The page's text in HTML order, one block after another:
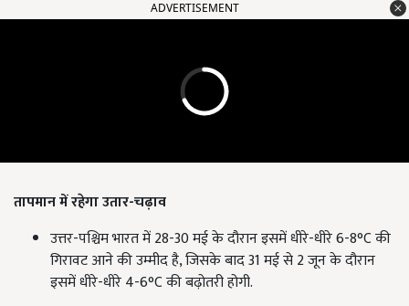
ADVERTISEMENT
तापमान में रहेगा उतार-चढ़ाव
उत्तर-पश्चिम भारत में 28-30 मई के दौरान इसमें धीरे-धीरे 6-8°C की
गिरावट आने की उम्मीद है, जिसके बाद 31 मई से 2 जून के दौरान
इसमें धीरे-धीरे 4-6°C की बढ़ोतरी होगी.